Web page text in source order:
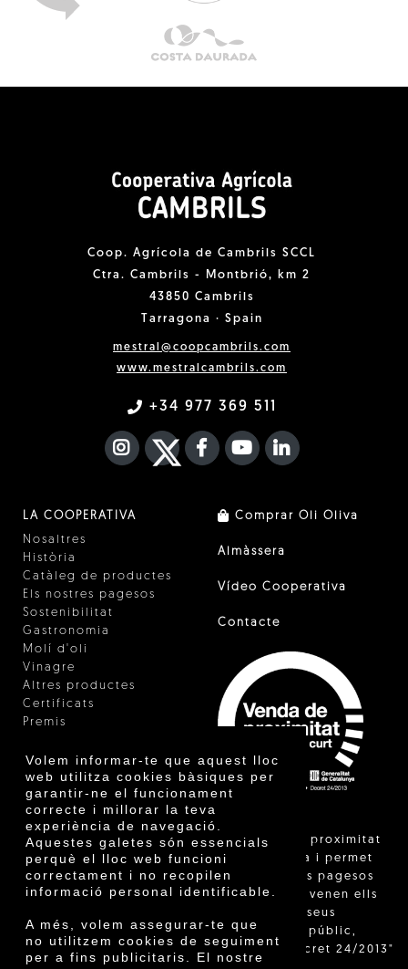
Volem informar-te que aquest lloc
web utilitza cookies bàsiques per
garantir-ne el funcionament
correcte i millorar la teva
experiència de navegació.
Aquestes galetes són essencials
perquè el lloc web funcioni
correctament i no recopilen
informació personal identificable.
A més, volem assegurar-te que
no utilitzem cookies de seguiment
per a fins publicitaris. El nostre
Coop. Agrícola de Cambrils SCCL
Ctra. Cambrils - Montbrió, km 2
43850 Cambrils
Tarragona · Spain
mestral@coopcambrils.com
www.mestralcambrils.com
+34 977 369 511
INSTAGRAM
TWITTER
FACEBOOK F
YOUTUBEFA LINKEDIN
LA COOPERATIVA
Nosaltres
Història
Catàleg de productes
Els nostres pagesos
Sostenibilitat
Gastronomia
Molí d'oli
Vinagre
Altres productes
Certificats
Premis
Comprar Oli Oliva
Almàssera
Vídeo Cooperativa
Contacte
"La venda de proximitat
està regulada i permet
identificar els pagesos
catalans que venen ells
mateixos els seus
productes al públic,
segons el Decret 24/2013"